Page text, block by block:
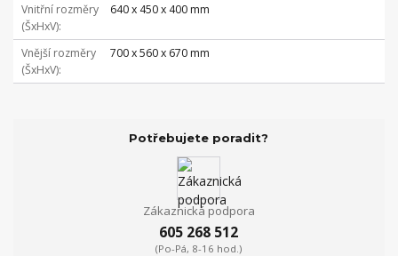
Vnitřní rozměry
(ŠxHxV)
640 x 450 x 400 mm
Vnější rozměry
(ŠxHxV)
700 x 560 x 670 mm
Potřebujete poradit?
Zákaznická podpora
605 268 512
(Po-Pá, 8-16 hod.)